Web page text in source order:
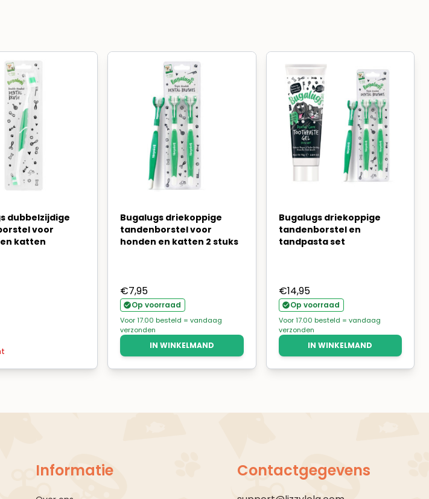
dubbelzijdige
voor
katten
Bugalugs driekoppige
tandenborstel voor
honden en katten 2 stuks
€7,95
Op voorraad
Voor 17.00 besteld = vandaag
verzonden
IN WINKELMAND
Bugalugs driekoppige
tandenborstel en
tandpasta set
€14,95
Op voorraad
Voor 17.00 besteld = vandaag
verzonden
IN WINKELMAND
Informatie Contactgegevens